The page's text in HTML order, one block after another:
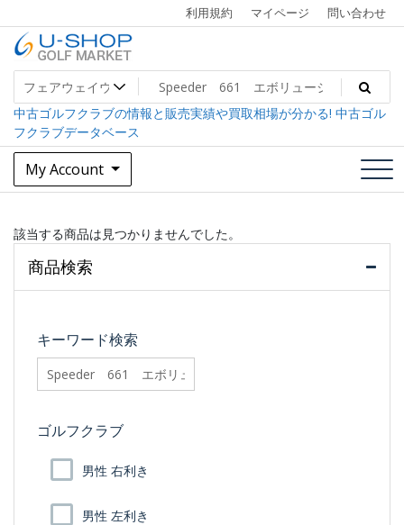
to
content
利用規約 マイページ 問い合わせ
U-SHOP Golf Market dev
中古ゴルフクラブ最大級！U-SHOPゴルフマーケット
中古ゴルフクラブの情報と販売実績や買取相場が分かる! 中古ゴル
フクラブデータベース
My Account
該当する商品は見つかりませんでした。
商品検索
キーワード検索
searchfilter_pro
ゴルフクラブ
男性 右利き
男性 左利き